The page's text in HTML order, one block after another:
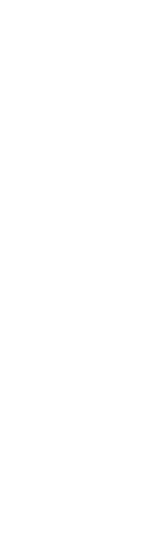
không dây cực
có thể kết nối với
điện thoại của
mua hàng trên